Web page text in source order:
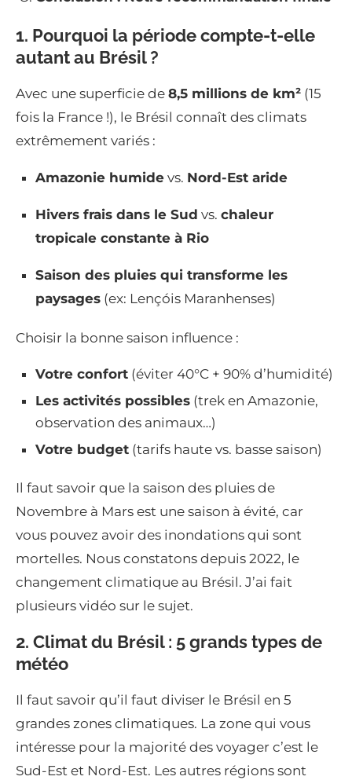
1. Pourquoi la période compte-t-elle
autant au Brésil ?
Avec une superficie de 8,5 millions de km² (15
fois la France !), le Brésil connaît des climats
extrêmement variés :
Amazonie humide vs. Nord-Est aride
Hivers frais dans le Sud vs. chaleur
tropicale constante à Rio
Saison des pluies qui transforme les
paysages (ex: Lençóis Maranhenses)
Choisir la bonne saison influence :
Votre confort (éviter 40°C + 90% d’humidité)
Les activités possibles (trek en Amazonie,
observation des animaux…)
Votre budget (tarifs haute vs. basse saison)
Il faut savoir que la saison des pluies de
Novembre à Mars est une saison à évité, car
vous pouvez avoir des inondations qui sont
mortelles. Nous constatons depuis 2022, le
changement climatique au Brésil. J’ai fait
plusieurs vidéo sur le sujet.
2. Climat du Brésil : 5 grands types de
météo
Il faut savoir qu’il faut diviser le Brésil en 5
grandes zones climatiques. La zone qui vous
intéresse pour la majorité des voyager c’est le
Sud-Est et Nord-Est. Les autres régions sont